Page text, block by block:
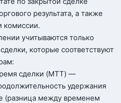
результата, а также
комиссии.
учитываются только
которые соответствуют
сделки (MTT) —
удержания
(разница между временем